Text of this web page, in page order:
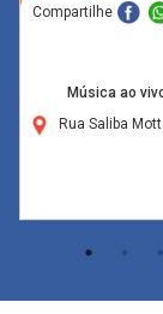
Compartilhe
Música ao
Rua Saliba